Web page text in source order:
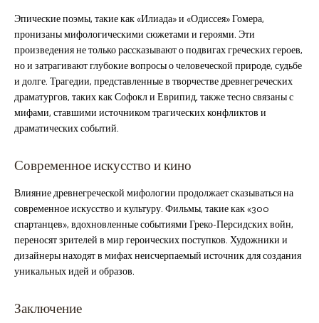
Эпические поэмы, такие как «Илиада» и «Одиссея» Гомера,
пронизаны мифологическими сюжетами и героями. Эти
произведения не только рассказывают о подвигах греческих героев,
но и затрагивают глубокие вопросы о человеческой природе, судьбе
и долге. Трагедии, представленные в творчестве древнегреческих
драматургов, таких как Софокл и Еврипид, также тесно связаны с
мифами, ставшими источником трагических конфликтов и
драматических событий.
Современное искусство и кино
Влияние древнегреческой мифологии продолжает сказываться на
современное искусство и культуру. Фильмы, такие как «300
спартанцев», вдохновленные событиями Греко-Персидских войн,
переносят зрителей в мир героических поступков. Художники и
дизайнеры находят в мифах неисчерпаемый источник для создания
уникальных идей и образов.
Заключение